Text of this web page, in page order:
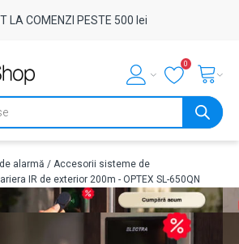
LA COMENZI PESTE 500 lei
0
alarmă / Accesorii sisteme de
IR de exterior 200m - OPTEX SL-650QN